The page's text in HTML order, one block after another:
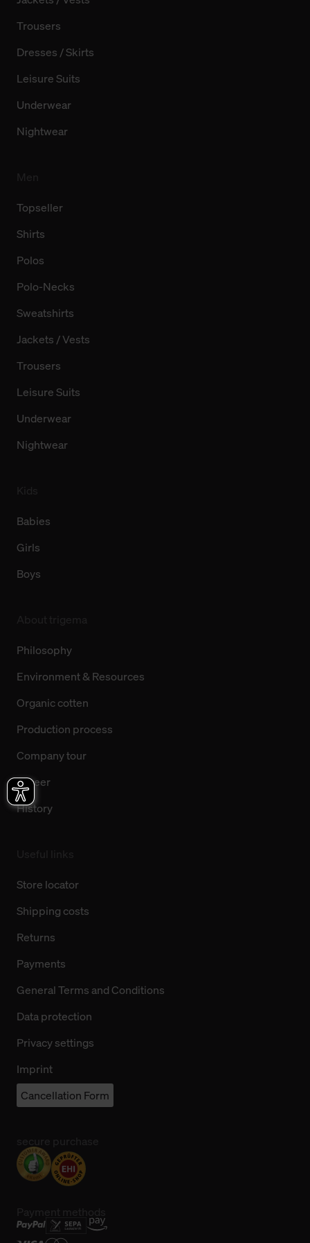
Trousers
Dresses / Skirts
Leisure Suits
Underwear
Nightwear
Topseller
Shirts
Polos
Polo-Necks
Sweatshirts
Jackets / Vests
Trousers
Leisure Suits
Underwear
Nightwear
Babies
Girls
Boys
Philosophy
Environment & Resources
Organic cotten
Production process
Company tour
Career
History
Store locator
Shipping costs
Returns
Payments
General Terms and Conditions
Data protection
Privacy settings
Imprint
Cancellation Form